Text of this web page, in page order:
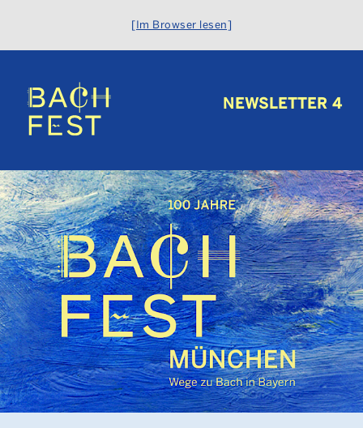
[Im Browser lesen]
NEWSLETTER 4